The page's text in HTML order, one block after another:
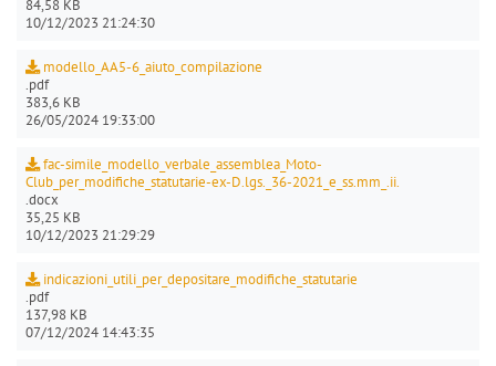
84,58 KB
10/12/2023 21:24:30
modello_AA5-6_aiuto_compilazione
.pdf
383,6 KB
26/05/2024 19:33:00
fac-simile_modello_verbale_assemblea_Moto-
Club_per_modifiche_statutarie-ex-D.lgs._36-2021_e_ss.mm_.ii.
.docx
35,25 KB
10/12/2023 21:29:29
indicazioni_utili_per_depositare_modifiche_statutarie
.pdf
137,98 KB
07/12/2024 14:43:35